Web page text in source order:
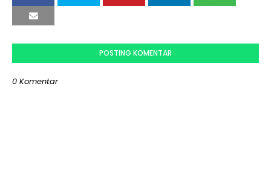
POSTING KOMENTAR
0 Komentar